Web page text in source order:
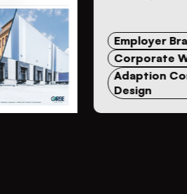
Employer Branding
Corporate Website
Adaption Corporate
Design